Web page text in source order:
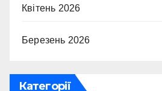
Квітень 2026
Березень 2026
Категорії